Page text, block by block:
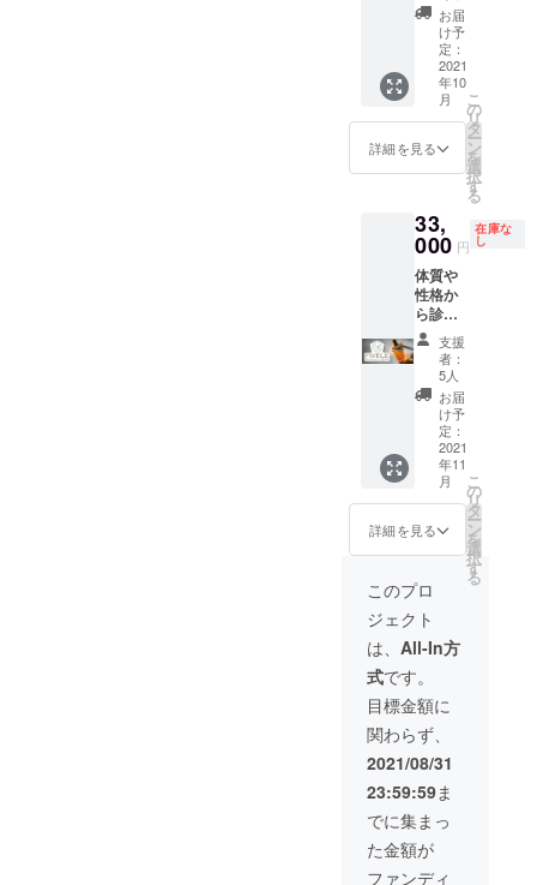
(1500×
400)：1
箇所
（デザ
イン変
更は年
間3回ま
で無
料） ■
12か月 -
公式
Facebo
ok - 公
式 IN
YOUMa
rket
Facebo
ok - 公
Twitter -
公式
Instagr
■MARK
ETメル
マガ 12
回（各
記事4本
/ 12か月
容：
オーガ
ニック
を仕事
にする
上で大
切なこ
と（そ
の他、
希望に
応じ
て、内
容はご
変更可
能で
す） ■
時間：2
時間程
度 ■日
程調整
方法：
メール
■講演方
式：オ
ンライ
ンまた
ン。社
を鑑
み、ご
相談の
上、決
定いた
しま
す。 ※
出張・
伴う場
合は別
途費用
を頂戴
いたし
お届
け予
定：
2021
年10
月
詳細を見る
こ
の
リ
タ
ー
ン
を
選
択
す
る
33,
000 円
在庫な
し
体質や
性格か
ら診断
できる
オート
チュー
ルフレ
グラン
〝フィ
ヴェー
ル〟を
お得に
お届け
方法：
１． ま
ず、こ
ちらの
サイト
でご支
援を
行って
いただ
く ２．
Fivele
公式HP
よりオ
リジナ
ル五行
診断を
支援
者：
5人
お届
け予
定：
2021
年11
月
詳細を見る
こ
の
リ
タ
ー
ン
を
選
択
す
る
このプロ
ジェクト
は、 All-In方
式です。
目標金額に
関わらず、
2021/08/31
23:59:59ま
でに集まっ
た金額が
ファンディ